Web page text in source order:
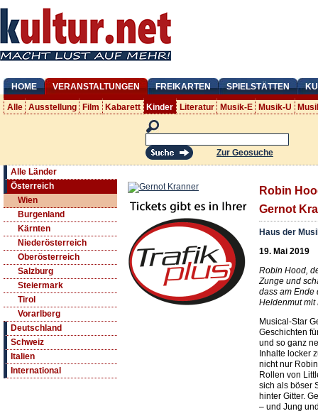
HOME VERANSTALTUNGEN FREIKARTEN SPIELSTÄTTEN
Alle Ausstellung Film Kabarett Kinder Literatur Musik-E Musik-U
Zur Geosuche
Alle Länder
Österreich
Wien
Burgenland
Kärnten
Niederösterreich
Oberösterreich
Salzburg
Steiermark
Tirol
Vorarlberg
Deutschland
Schweiz
Italien
International
Robin
Gernot
Haus der
19. Mai 2019
Robin Hood,
Zunge und
dass am Ende
Heldenmut
Musical-Star
Geschichten
und so ganz
Inhalte locker
nicht nur
Rollen von
sich als böser
hinter Gitter.
– und Jung